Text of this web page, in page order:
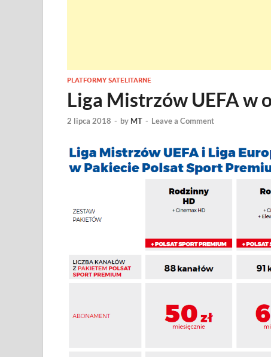
PLATFORMY SATELITARNE
Liga Mistrzów UEFA w
2 lipca 2018 - by MT - Leave a Comment